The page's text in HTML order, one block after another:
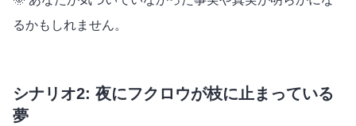
るかもしれません。
シナリオ2: 夜にフクロウが枝に止まっている
夢